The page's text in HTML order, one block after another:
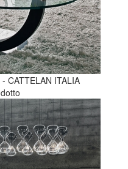
CATTELAN ITALIA